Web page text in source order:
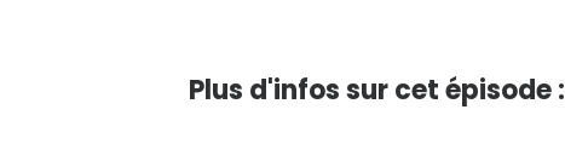
Plus d'infos sur cet épisode :